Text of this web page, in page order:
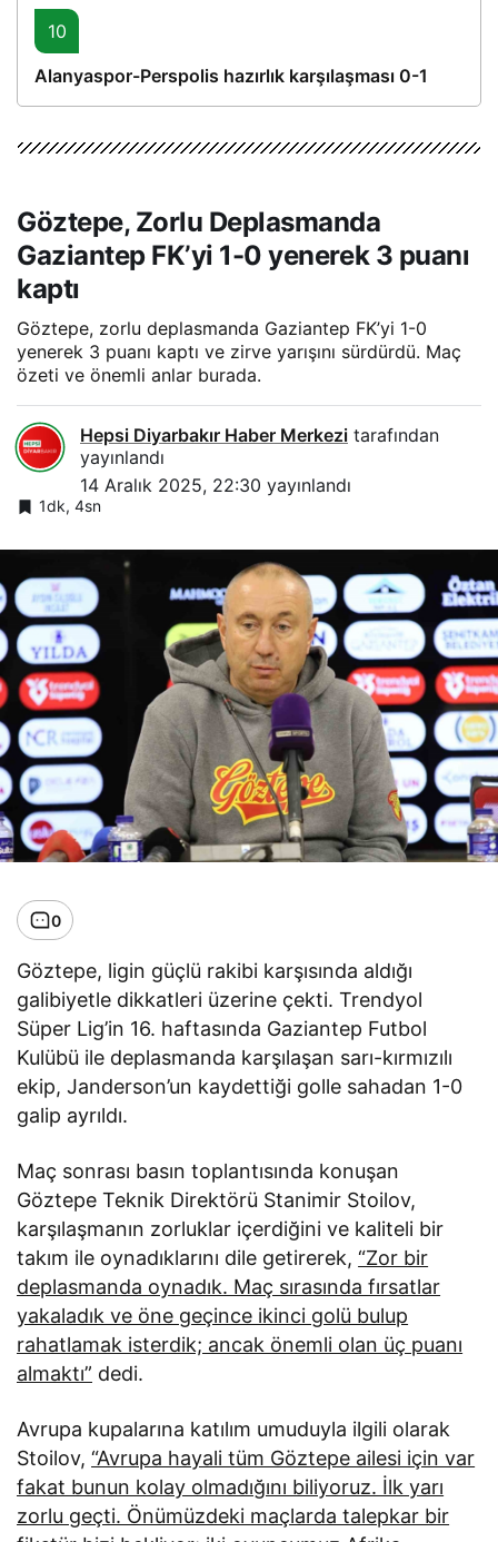
10
Alanyaspor-Perspolis hazırlık karşılaşması 0-1
Göztepe, Zorlu Deplasmanda
Gaziantep FK’yi 1-0 yenerek 3 puanı
kaptı
Göztepe, zorlu deplasmanda Gaziantep FK’yi 1-0
yenerek 3 puanı kaptı ve zirve yarışını sürdürdü. Maç
özeti ve önemli anlar burada.
Hepsi Diyarbakır Haber Merkezi tarafından
yayınlandı
14 Aralık 2025, 22:30 yayınlandı
1dk, 4sn
0
Göztepe, ligin güçlü rakibi karşısında aldığı
galibiyetle dikkatleri üzerine çekti. Trendyol
Süper Lig’in 16. haftasında Gaziantep Futbol
Kulübü ile deplasmanda karşılaşan sarı-kırmızılı
ekip, Janderson’un kaydettiği golle sahadan 1-0
galip ayrıldı.
Maç sonrası basın toplantısında konuşan
Göztepe Teknik Direktörü Stanimir Stoilov,
karşılaşmanın zorluklar içerdiğini ve kaliteli bir
takım ile oynadıklarını dile getirerek,“Zor bir
deplasmanda oynadık. Maç sırasında fırsatlar
yakaladık ve öne geçince ikinci golü bulup
rahatlamak isterdik; ancak önemli olan üç puanı
almaktı” dedi.
Avrupa kupalarına katılım umuduyla ilgili olarak
Stoilov,“Avrupa hayali tüm Göztepe ailesi için var
fakat bunun kolay olmadığını biliyoruz. İlk yarı
zorlu geçti. Önümüzdeki maçlarda talepkar bir